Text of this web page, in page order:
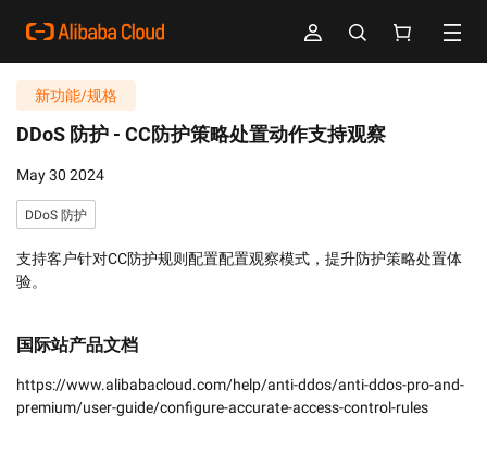
新功能/规格
DDoS 防护 - CC防护策略处置动作支持观察
May 30 2024
DDoS 防护
支持客户针对CC防护规则配置配置观察模式，提升防护策略处置体
验。
国际站产品文档
https://www.alibabacloud.com/help/anti-ddos/anti-ddos-pro-and-
premium/user-guide/configure-accurate-access-control-rules